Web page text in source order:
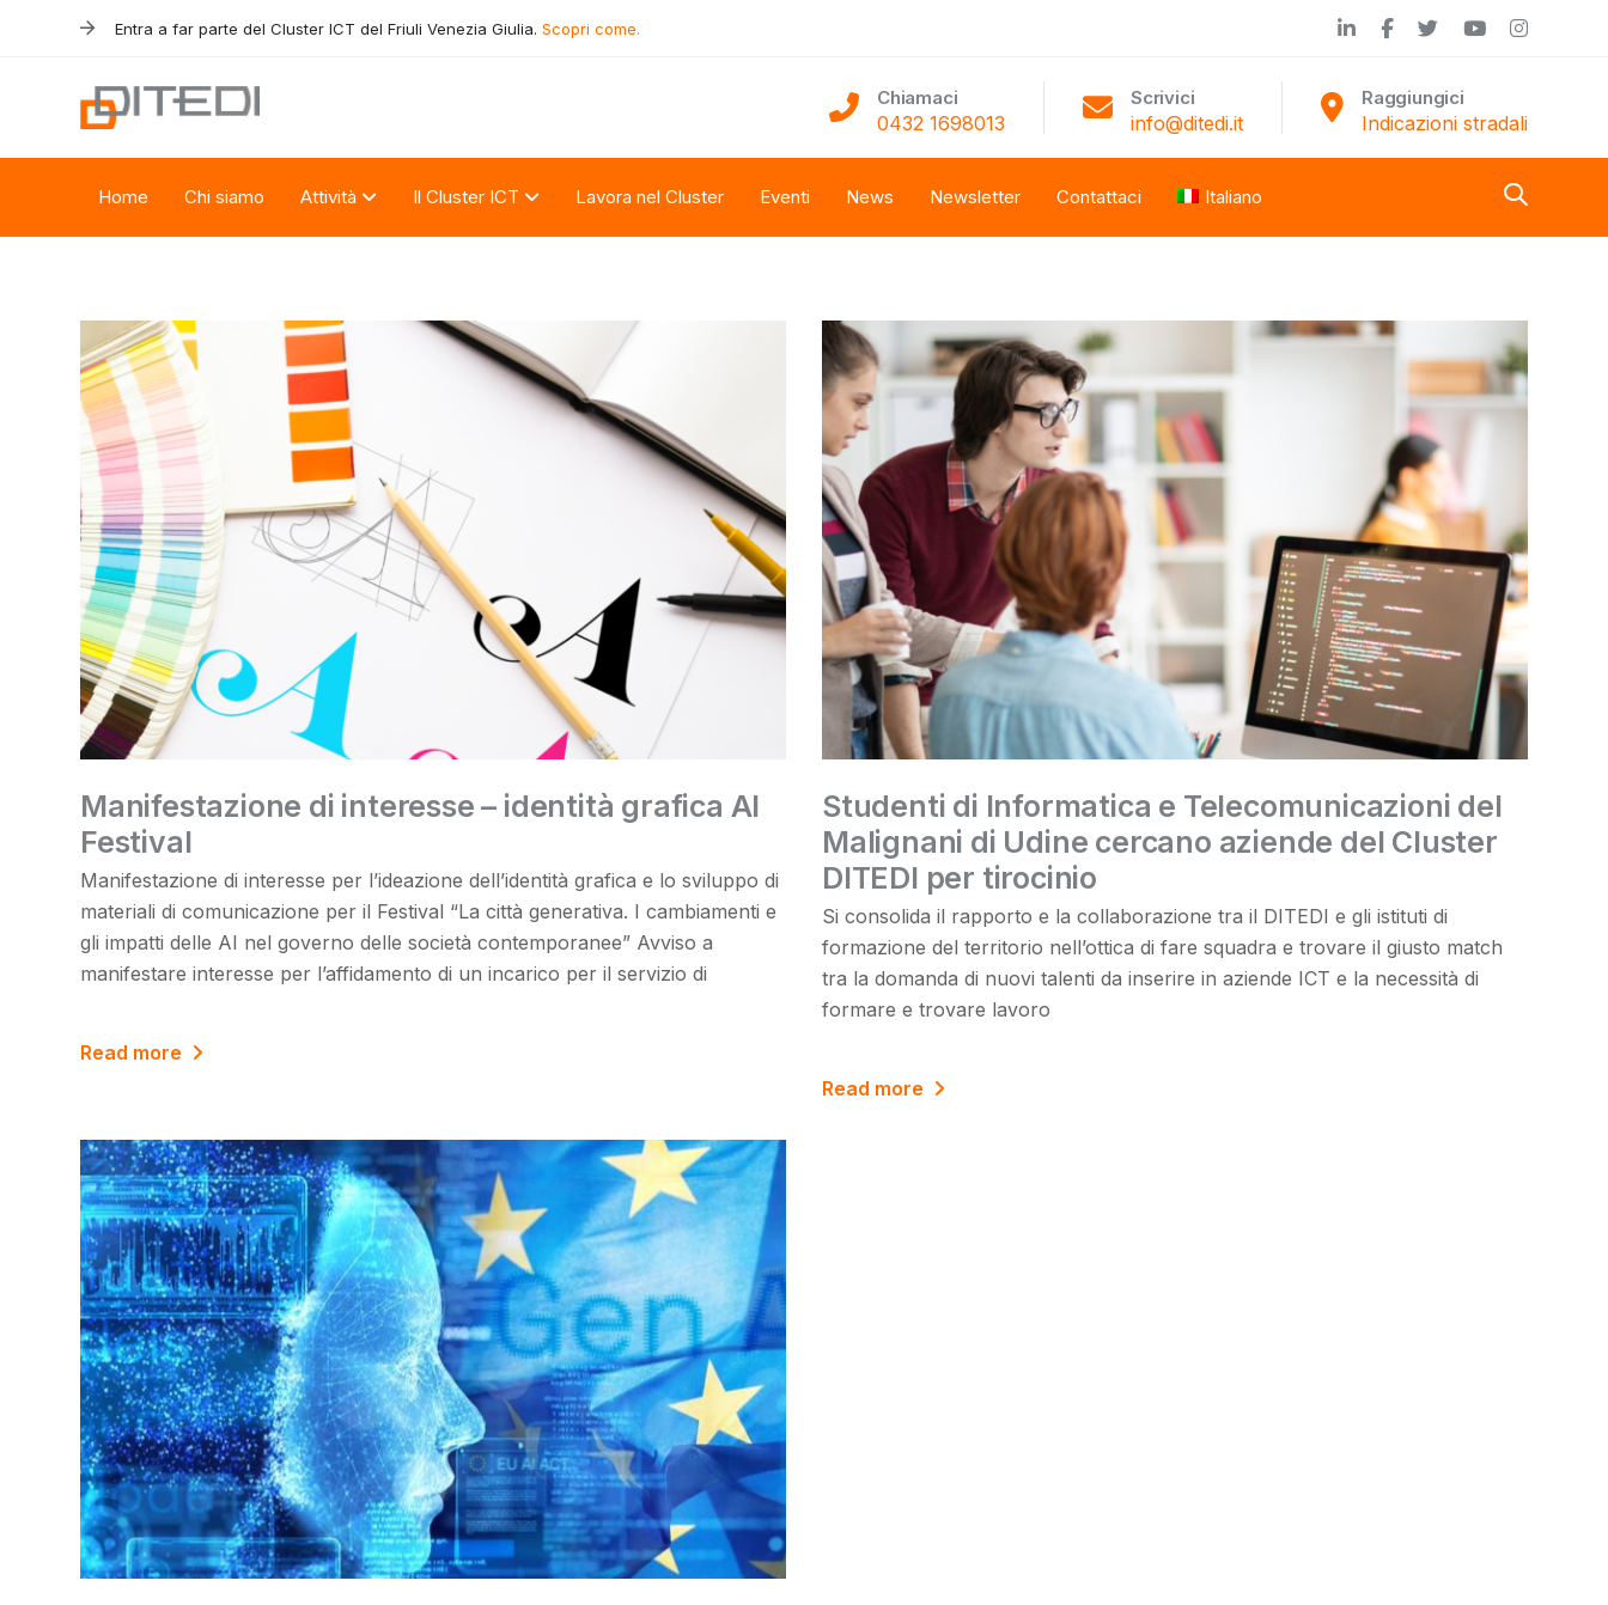
navigation
Entra a far parte del Cluster ICT del Friuli Venezia Giulia. Scopri come.
Chiamaci
0432 1698013
Scrivici
info@ditedi.it
Raggiungici
Indicazioni stradali
Home Chi siamo Attività Il Cluster ICT Lavora nel Cluster Eventi News Newsletter Contattaci Italiano
Manifestazione di interesse – identità grafica AI
Festival
Manifestazione di interesse per l’ideazione dell’identità grafica e lo sviluppo di
materiali di comunicazione per il Festival “La città generativa. I cambiamenti e
gli impatti delle AI nel governo delle società contemporanee” Avviso a
manifestare interesse per l’affidamento di un incarico per il servizio di
Read more
Studenti di Informatica e Telecomunicazioni del
Malignani di Udine cercano aziende del Cluster
DITEDI per tirocinio
Si consolida il rapporto e la collaborazione tra il DITEDI e gli istituti di
formazione del territorio nell’ottica di fare squadra e trovare il giusto match
tra la domanda di nuovi talenti da inserire in aziende ICT e la necessità di
formare e trovare lavoro
Read more